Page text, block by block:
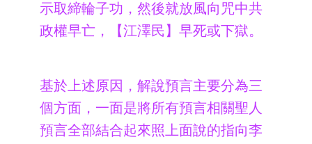
示取締輪子功，然後就放風向咒中共
政權早亡，【江澤民】早死或下獄。
基於上述原因，解說預言主要分為三
個方面，一面是將所有預言相關聖人
預言全部結合起來照上面說的指向李